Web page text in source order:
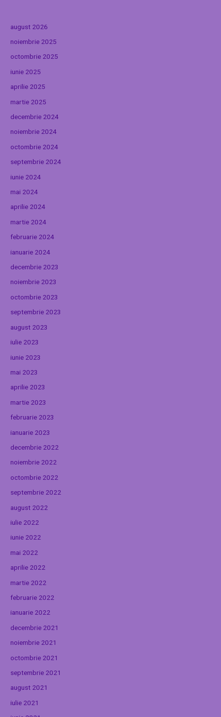
august 2026
noiembrie 2025
octombrie 2025
iunie 2025
aprilie 2025
martie 2025
decembrie 2024
noiembrie 2024
octombrie 2024
septembrie 2024
iunie 2024
mai 2024
aprilie 2024
martie 2024
februarie 2024
ianuarie 2024
decembrie 2023
noiembrie 2023
octombrie 2023
septembrie 2023
august 2023
iulie 2023
iunie 2023
mai 2023
aprilie 2023
martie 2023
februarie 2023
ianuarie 2023
decembrie 2022
noiembrie 2022
octombrie 2022
septembrie 2022
august 2022
iulie 2022
iunie 2022
mai 2022
aprilie 2022
martie 2022
februarie 2022
ianuarie 2022
decembrie 2021
noiembrie 2021
octombrie 2021
septembrie 2021
august 2021
iulie 2021